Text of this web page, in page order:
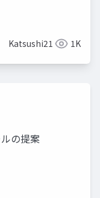
Katsushi21 1K
の提案